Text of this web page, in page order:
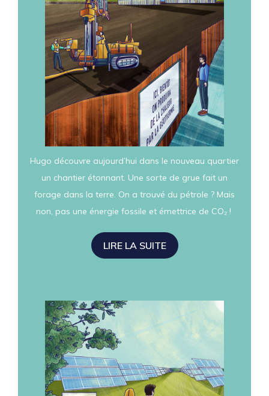
Hugo découvre aujourd’hui dans le nouveau quartier
un chantier étonnant. Une sorte de grue fait un
forage dans la terre. On a trouvé du pétrole ? Mais
non, pas une énergie fossile et émettrice de CO₂ !
LIRE LA SUITE